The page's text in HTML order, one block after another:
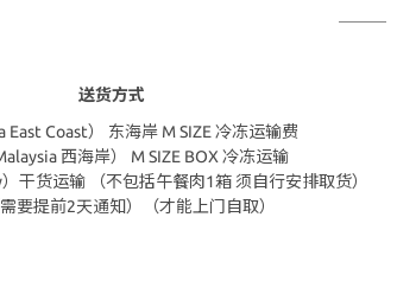
送货方式
East Coast） 东海岸 M SIZE 冷冻运输费
西海岸） M SIZE BOX 冷冻运输
干货运输 （不包括午餐肉1箱 须自行安排取货）
要提前2天通知）（才能上门自取）